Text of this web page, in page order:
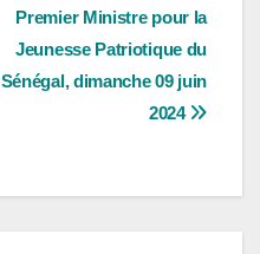
Premier Ministre pour la
Jeunesse Patriotique du
Sénégal, dimanche 09 juin
2024